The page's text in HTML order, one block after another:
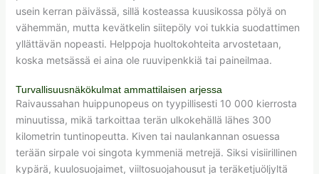
usein kerran päivässä, sillä kosteassa kuusikossa pölyä on
vähemmän, mutta kevätkelin siitepöly voi tukkia suodattimen
yllättävän nopeasti. Helppoja huoltokohteita arvostetaan,
koska metsässä ei aina ole ruuvipenkkiä tai paineilmaa.
Turvallisuusnäkökulmat ammattilaisen arjessa
Raivaussahan huippunopeus on tyypillisesti 10 000 kierrosta
minuutissa, mikä tarkoittaa terän ulkokehällä lähes 300
kilometrin tuntinopeutta. Kiven tai naulankannan osuessa
terään sirpale voi singota kymmeniä metrejä. Siksi visiirillinen
kypärä, kuulosuojaimet, viiltosuojahousut ja teräketjuöljyltä